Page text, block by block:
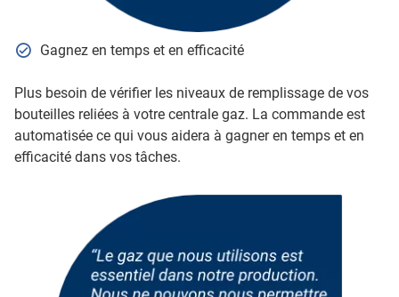
Gagnez en temps et en efficacité
Plus besoin de vérifier les niveaux de remplissage de vos
bouteilles reliées à votre centrale gaz. La commande est
automatisée ce qui vous aidera à gagner en temps et en
efficacité dans vos tâches.